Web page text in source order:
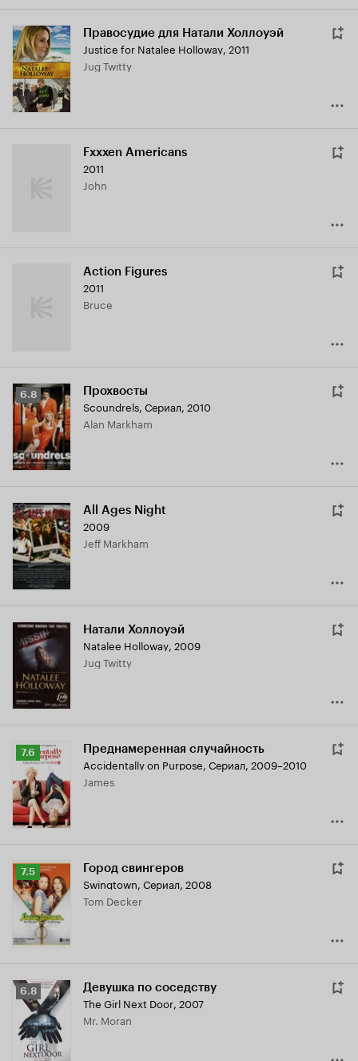
Правосудие для Натали Холлоуэй
Justice for Natalee Holloway, 2011
Jug Twitty
Fxxxen Americans
2011
John
Action Figures
2011
Bruce
Рейтинг
Кинопоиска
6.8
6.8 Прохвосты
Scoundrels, Сериал, 2010
Alan Markham
All Ages Night
2009
Jeff Markham
Натали Холлоуэй
Natalee Holloway, 2009
Jug Twitty
Рейтинг
Кинопоиска
7.6
7.6 Преднамеренная случайность
Accidentally on Purpose, Сериал, 2009–2010
James
Рейтинг
Кинопоиска
7.5
7.5 Город свингеров
Swingtown, Сериал, 2008
Tom Decker
Рейтинг
Кинопоиска
6.8
6.8 Девушка по соседству
The Girl Next Door, 2007
Mr. Moran